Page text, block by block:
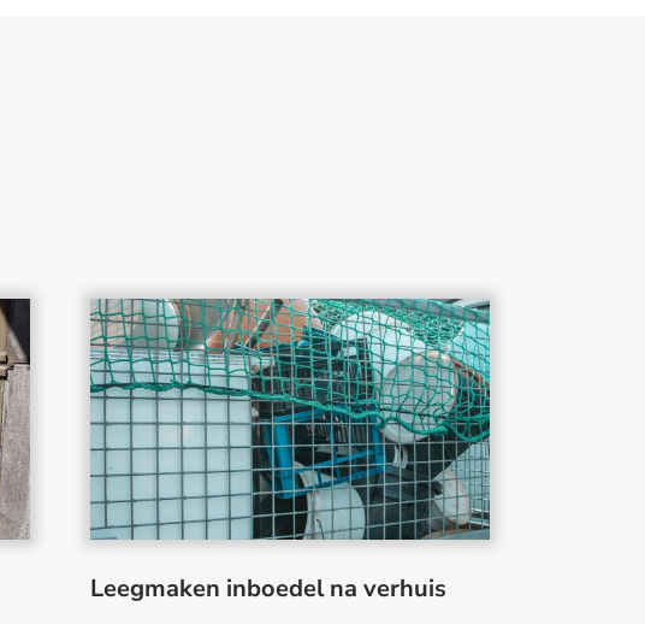
Leegmaken inboedel na verhuis